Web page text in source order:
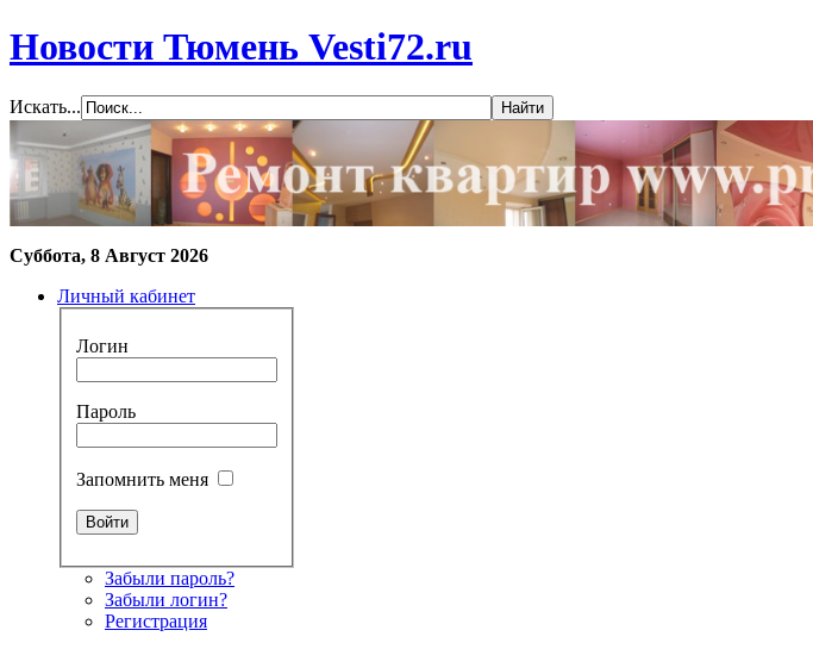
Новости Тюмень Vesti72.ru
Искать...
Суббота, 8 Август 2026
Личный кабинет
Логин
Пароль
Запомнить меня
Забыли пароль?
Забыли логин?
Регистрация